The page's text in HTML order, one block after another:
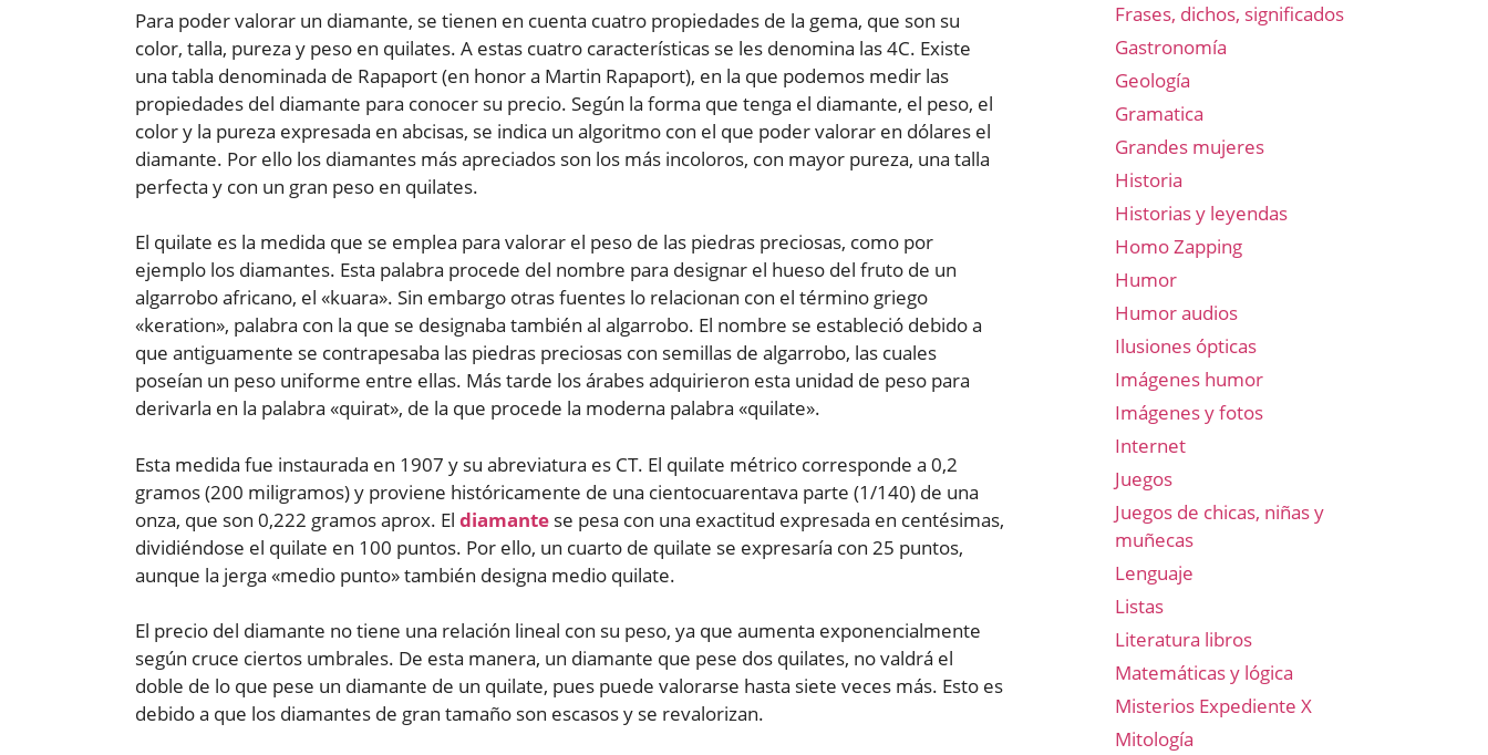
Para poder valorar un diamante, se tienen en cuenta cuatro propiedades de la gema, que son su
color, talla, pureza y peso en quilates. A estas cuatro características se les denomina las 4C. Existe
una tabla denominada de Rapaport (en honor a Martin Rapaport), en la que podemos medir las
propiedades del diamante para conocer su precio. Según la forma que tenga el diamante, el peso, el
color y la pureza expresada en abcisas, se indica un algoritmo con el que poder valorar en dólares el
diamante. Por ello los diamantes más apreciados son los más incoloros, con mayor pureza, una talla
perfecta y con un gran peso en quilates.
El quilate es la medida que se emplea para valorar el peso de las piedras preciosas, como por
ejemplo los diamantes. Esta palabra procede del nombre para designar el hueso del fruto de un
algarrobo africano, el «kuara». Sin embargo otras fuentes lo relacionan con el término griego
«keration», palabra con la que se designaba también al algarrobo. El nombre se estableció debido a
que antiguamente se contrapesaba las piedras preciosas con semillas de algarrobo, las cuales
poseían un peso uniforme entre ellas. Más tarde los árabes adquirieron esta unidad de peso para
derivarla en la palabra «quirat», de la que procede la moderna palabra «quilate».
Esta medida fue instaurada en 1907 y su abreviatura es CT. El quilate métrico corresponde a 0,2
gramos (200 miligramos) y proviene históricamente de una cientocuarentava parte (1/140) de una
onza, que son 0,222 gramos aprox. El diamante se pesa con una exactitud expresada en centésimas,
dividiéndose el quilate en 100 puntos. Por ello, un cuarto de quilate se expresaría con 25 puntos,
aunque la jerga «medio punto» también designa medio quilate.
El precio del diamante no tiene una relación lineal con su peso, ya que aumenta exponencialmente
según cruce ciertos umbrales. De esta manera, un diamante que pese dos quilates, no valdrá el
doble de lo que pese un diamante de un quilate, pues puede valorarse hasta siete veces más. Esto es
debido a que los diamantes de gran tamaño son escasos y se revalorizan.
Frases, dichos, significados
Gastronomía
Geología
Gramatica
Grandes mujeres
Historia
Historias y leyendas
Homo Zapping
Humor
Humor audios
Ilusiones ópticas
Imágenes humor
Imágenes y fotos
Internet
Juegos
Juegos de chicas, niñas y
muñecas
Lenguaje
Listas
Literatura libros
Matemáticas y lógica
Misterios Expediente X
Mitología